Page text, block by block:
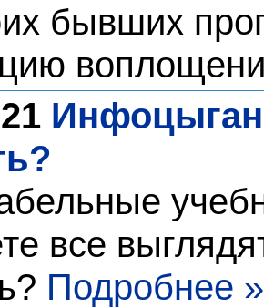
бывших
все
Подробнее »